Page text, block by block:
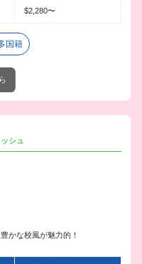
$2,280〜
国籍
シュ
かな校風が魅力的！